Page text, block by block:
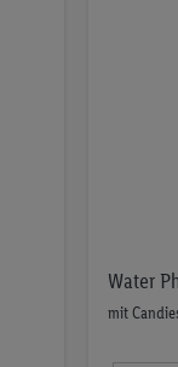
Water
mit